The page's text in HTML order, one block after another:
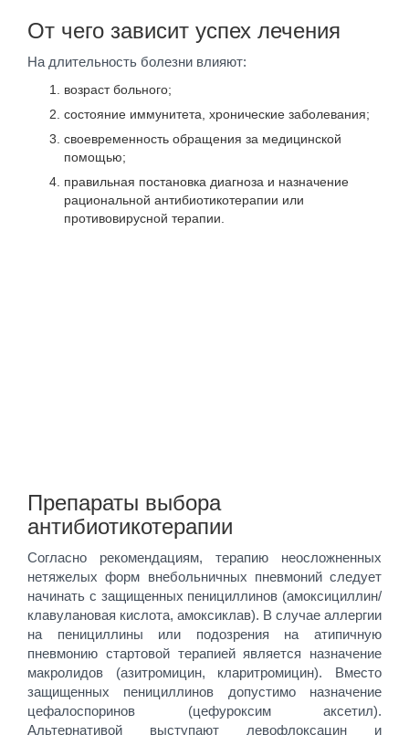
От чего зависит успех лечения
На длительность болезни влияют:
возраст больного;
состояние иммунитета, хронические заболевания;
своевременность обращения за медицинской
помощью;
правильная постановка диагноза и назначение
рациональной антибиотикотерапии или
противовирусной терапии.
Препараты выбора
антибиотикотерапии
Согласно рекомендациям, терапию неосложненных
нетяжелых форм внебольничных пневмоний следует
начинать с защищенных пенициллинов (амоксициллин/
клавулановая кислота, амоксиклав). В случае аллергии
на пенициллины или подозрения на атипичную
пневмонию стартовой терапией является назначение
макролидов (азитромицин, кларитромицин). Вместо
защищенных пенициллинов допустимо назначение
цефалоспоринов (цефуроксим аксетил).
Альтернативой выступают левофлоксацин и